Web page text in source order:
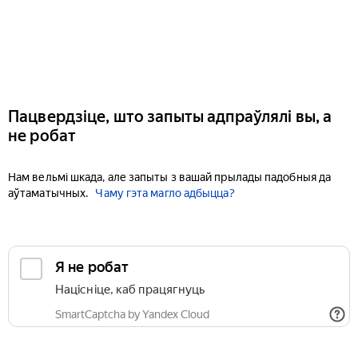
Пацвердзіце, што запыты адпраўлялі вы, а
не робат
Нам вельмі шкада, але запыты з вашай прылады падобныя да
аўтаматычных.
Чаму гэта магло адбыцца?
Я не робат
Націсніце, каб працягнуць
SmartCaptcha by Yandex Cloud